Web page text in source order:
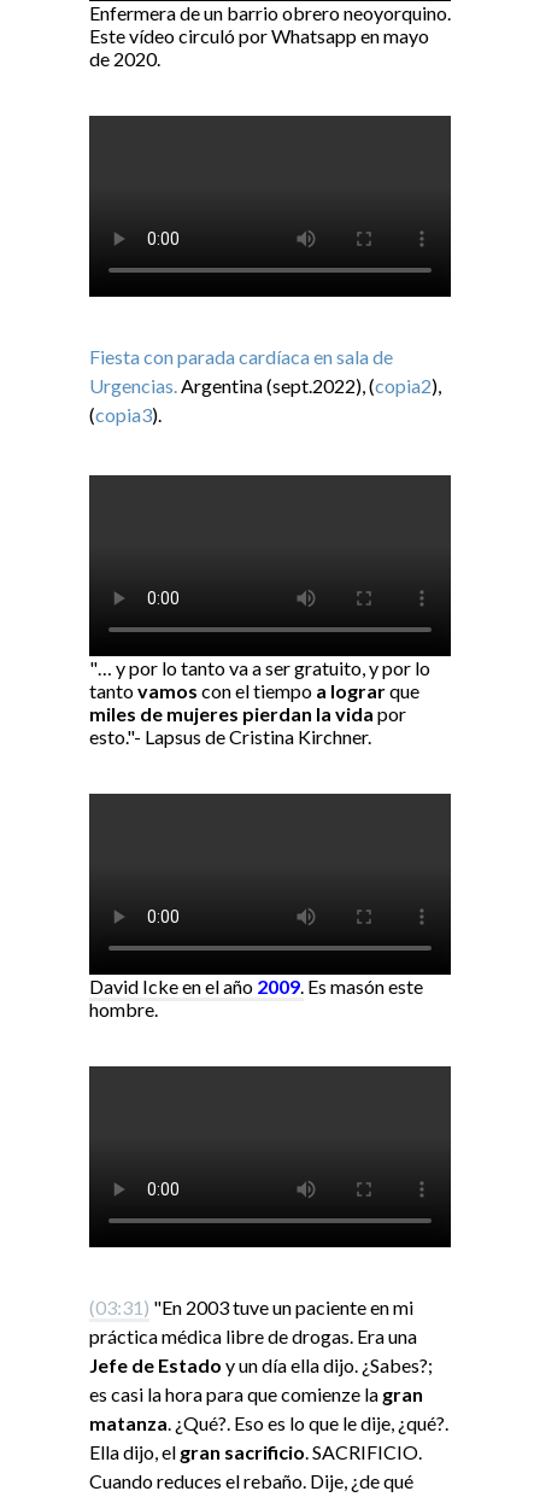
Enfermera de un barrio obrero neoyorquino.
Este vídeo circuló por Whatsapp en mayo
de 2020.
Fiesta con parada cardíaca en sala de
Urgencias.Argentina (sept.2022), (copia2),
(copia3).
"… y por lo tanto va a ser gratuito, y por lo
tantovamos con el tiempo a lograrque
miles de mujeres pierdan la vida por
esto."- Lapsus de Cristina Kirchner.
David Icke en el año 2009. Es masón este
hombre.
(03:31) "En 2003 tuve un paciente en mi
práctica médica libre de drogas. Era una
Jefe de Estado y un día ella dijo. ¿Sabes?;
es casi la hora para que comienze la gran
matanza. ¿Qué?. Eso es lo que le dije, ¿qué?.
Ella dijo, el gran sacrificio. SACRIFICIO.
Cuando reduces el rebaño. Dije, ¿de qué